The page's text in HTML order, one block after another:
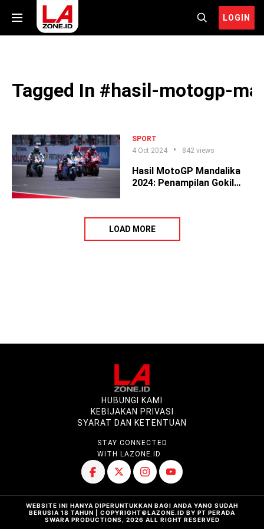
LOGIN
Tagged In #hasil-motogp-
SPORT
4 Oct 2024
842 views
Hasil MotoGP Mandalika
2024: Penampilan Gokil
LOAD MORE
HUBUNGI KAMI
KEBIJAKAN PRIVASI
SYARAT DAN KETENTUAN
STAY CONNECTED
WITH LAZONE.ID
WEBSITE INI HANYA DIPERUNTUKKAN BAGI ANDA YANG SUDAH
BERUSIA 18 TAHUN | COPYRIGHT©LAZONE.ID BY PT PERADA
SWARA PRODUCTIONS, 2026 ALL RIGHT RESERVED